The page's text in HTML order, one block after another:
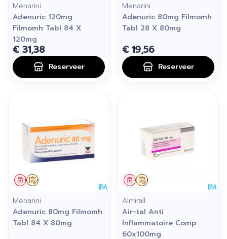
Menarini
Adenuric 120mg
Filmomh Tabl 84 X
120mg
€ 31,38
Reserveer
Menarini
Adenuric 80mg Filmomh
Tabl 28 X 80mg
€ 19,56
Reserveer
Op voorschrift
Geneesmiddel
Menarini
Adenuric 80mg Filmomh
Tabl 84 X 80mg
Op voorschrift
Geneesmiddel
Almirall
Air-tal Anti
Inflammatoire Comp
60x100mg